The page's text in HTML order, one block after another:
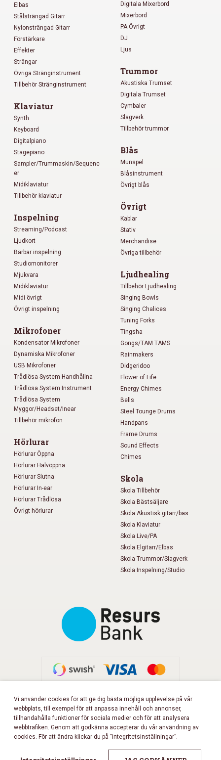
Elbas
Stålsträngad Gitarr
Nylonsträngad Gitarr
Förstärkare
Effekter
Strängar
Övriga Stränginstrument
Tillbehör Stränginstrument
Klaviatur
Synth
Keyboard
Digitalpiano
Stagepiano
Sampler/Trummaskin/Sequenc
er
Midiklaviatur
Tillbehör klaviatur
Inspelning
Streaming/Podcast
Ljudkort
Bärbar inspelning
Studiomonitorer
Mjukvara
Midiklaviatur
Midi övrigt
Övrigt inspelning
Mikrofoner
Kondensator Mikrofoner
Dynamiska Mikrofoner
USB Mikrofoner
Trådlösa System Handhållna
Trådlösa System Instrument
Trådlösa System
Myggor/Headset/Inear
Tillbehör mikrofon
Hörlurar
Hörlurar Öppna
Hörlurar Halvöppna
Hörlurar Slutna
Hörlurar In-ear
Hörlurar Trådlösa
Övrigt hörlurar
Digitala Mixerbord
Mixerbord
PA Övrigt
DJ
Ljus
Trummor
Akustiska Trumset
Digitala Trumset
Cymbaler
Slagverk
Tillbehör trummor
Blås
Munspel
Blåsinstrument
Övrigt blås
Övrigt
Kablar
Stativ
Merchandise
Övriga tillbehör
Ljudhealing
Tillbehör Ljudhealing
Singing Bowls
Singing Chalices
Tuning Forks
Tingsha
Gongs/TAM TAMS
Rainmakers
Didgeridoo
Flower of Life
Energy Chimes
Bells
Steel Tounge Drums
Handpans
Frame Drums
Sound Effects
Chimes
Skola
Skola Tillbehör
Skola Bästsäljare
Skola Akustisk gitarr/bas
Skola Klaviatur
Skola Live/PA
Skola Elgitarr/Elbas
Skola Trummor/Slagverk
Skola Inspelning/Studio
FÖLJ OSS PÅ FACEBOOK!
Vi använder cookies för att ge dig bästa möjliga upplevelse på vår
webbplats, till exempel för att anpassa innehåll och annonser,
tillhandahålla funktioner för sociala medier och för att analysera
webbtrafiken. Genom att godkänna accepterar du vår användning av
cookies. För att ändra klickar du på ”integritetsinställningar”.